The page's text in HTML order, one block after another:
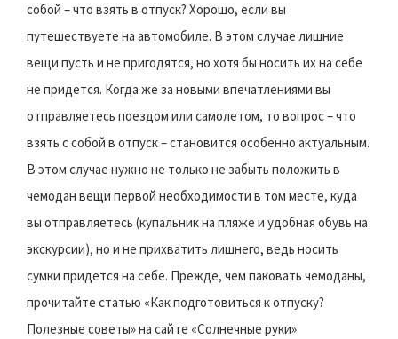
собой – что взять в отпуск? Хорошо, если вы
путешествуете на автомобиле. В этом случае лишние
вещи пусть и не пригодятся, но хотя бы носить их на себе
не придется. Когда же за новыми впечатлениями вы
отправляетесь поездом или самолетом, то вопрос – что
взять с собой в отпуск – становится особенно актуальным.
В этом случае нужно не только не забыть положить в
чемодан вещи первой необходимости в том месте, куда
вы отправляетесь (купальник на пляже и удобная обувь на
экскурсии), но и не прихватить лишнего, ведь носить
сумки придется на себе. Прежде, чем паковать чемоданы,
прочитайте статью «Как подготовиться к отпуску?
Полезные советы» на сайте «Солнечные руки».